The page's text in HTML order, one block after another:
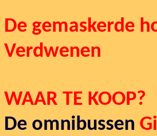
De gemaskerde
Verdwenen
WAAR TE KOOP?
De omnibussen